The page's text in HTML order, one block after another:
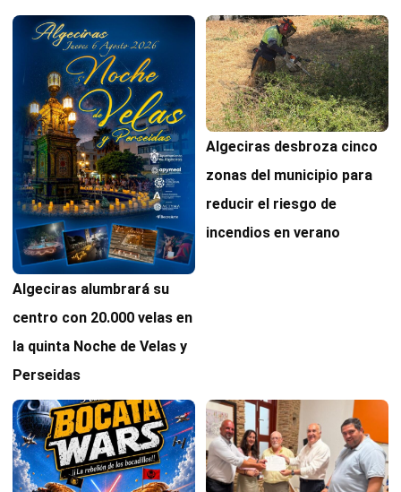
Algeciras alumbrará su
centro con 20.000 velas en
la quinta Noche de Velas y
Perseidas
Algeciras desbroza cinco
zonas del municipio para
reducir el riesgo de
incendios en verano